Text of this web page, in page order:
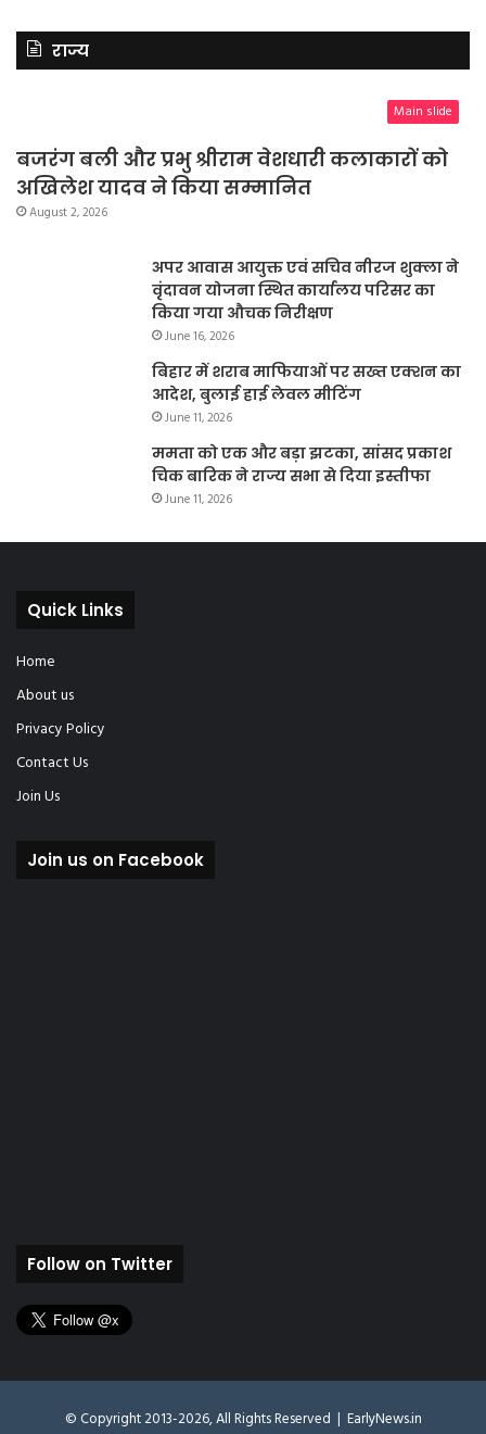
राज्य
Main slide
बजरंग बली और प्रभु श्रीराम वेशधारी कलाकारों को
अखिलेश यादव ने किया सम्मानित
August 2, 2026
अपर आवास आयुक्त एवं सचिव नीरज शुक्ला ने
वृंदावन योजना स्थित कार्यालय परिसर का
किया गया औचक निरीक्षण
June 16, 2026
बिहार में शराब माफियाओं पर सख्त एक्शन का
आदेश, बुलाई हाई लेवल मीटिंग
June 11, 2026
ममता को एक और बड़ा झटका, सांसद प्रकाश
चिक बारिक ने राज्य सभा से दिया इस्तीफा
June 11, 2026
Quick Links
Home
About us
Privacy Policy
Contact Us
Join Us
Join us on Facebook
Follow on Twitter
© Copyright 2013-2026, All Rights Reserved | EarlyNews.in